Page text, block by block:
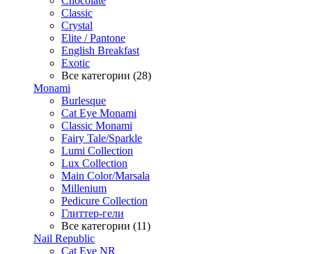
Classic
Crystal
Elite / Pantone
English Breakfast
Exotic
Все категории (28)
Monami
Burlesque
Cat Eye Monami
Classic Monami
Fairy Tale/Sparkle
Lumi Collection
Lux Collection
Main Color/Marsala
Millenium
Pedicure Collection
Глиттер-гели
Все категории (11)
Nail Republic
Cat Eye NR